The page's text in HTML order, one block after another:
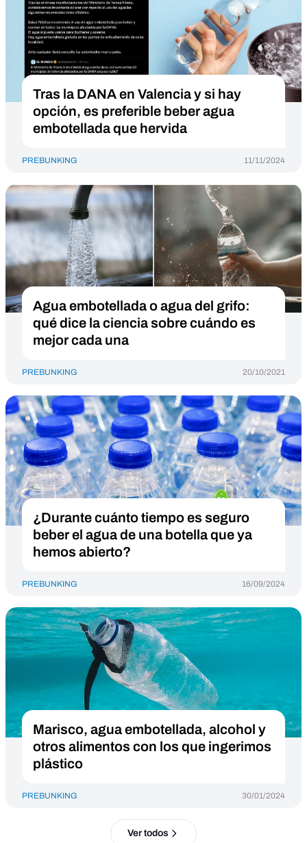
Tras la DANA en Valencia y si hay
opción, es preferible beber agua
embotellada que hervida
PREBUNKING 11/11/2024
Agua embotellada o agua del grifo:
qué dice la ciencia sobre cuándo es
mejor cada una
PREBUNKING 20/10/2021
¿Durante cuánto tiempo es seguro
beber el agua de una botella que ya
hemos abierto?
PREBUNKING 16/09/2024
Marisco, agua embotellada, alcohol y
otros alimentos con los que ingerimos
plástico
PREBUNKING 30/01/2024
Ver todos